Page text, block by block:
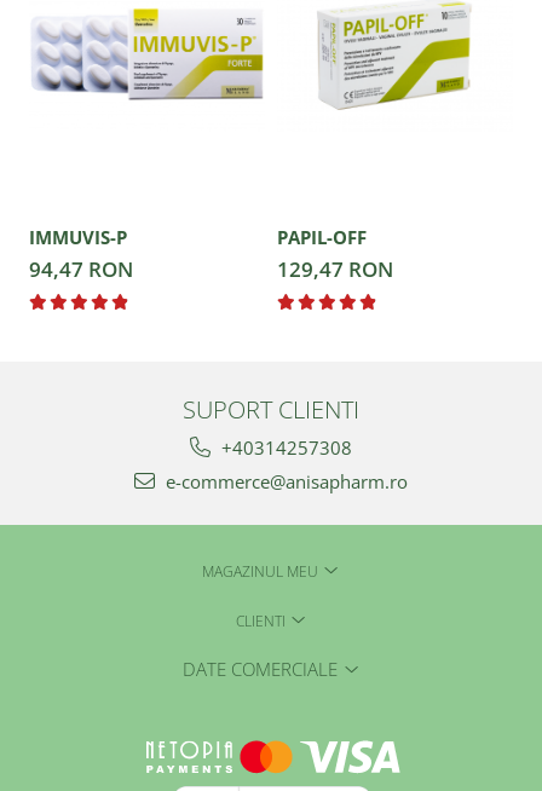
IMMUVIS-P
94,47 RON
PAPIL-OFF
129,47 RON
SUPORT CLIENTI
+40314257308
e-commerce@anisapharm.ro
MAGAZINUL MEU
CLIENTI
DATE COMERCIALE